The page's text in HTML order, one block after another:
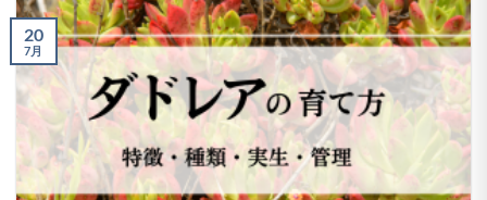
20
7月